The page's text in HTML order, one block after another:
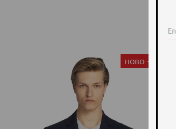
ново -35%